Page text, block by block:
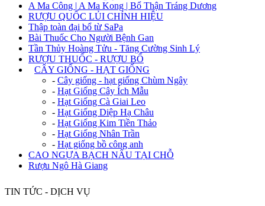
A Ma Công | A Ma Kong | Bổ Thận Tráng Dương
RƯỢU QUỐC LỦI CHÍNH HIỆU
Thập toàn đại bổ từ SaPa
Bài Thuốc Cho Người Bệnh Gan
Tần Thủy Hoàng Tửu - Tăng Cường Sinh Lý
RƯỢU THUỐC - RƯỢU BỔ
CÂY GIỐNG - HẠT GIỐNG
- Cây giống - hạt giống Chùm Ngây
- Hạt Giống Cây Ích Mẫu
- Hạt Giống Cà Giai Leo
- Hạt Giống Diệp Hạ Châu
- Hạt Giống Kim Tiền Thảo
- Hạt Giống Nhân Trần
- Hạt giống bồ công anh
CAO NGỰA BẠCH NẤU TẠI CHỖ
Rượu Ngô Hà Giang
TIN TỨC - DỊCH VỤ